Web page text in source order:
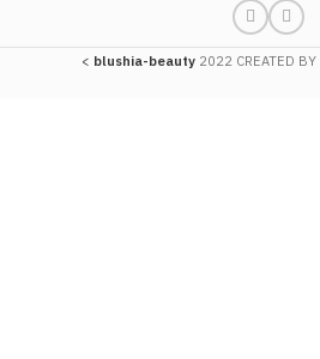
blushia-beauty 2022 CREATED BY
>